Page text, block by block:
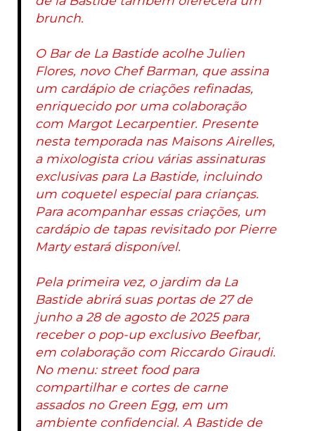
brunch.
O Bar de La Bastide acolhe Julien
Flores, novo Chef Barman, que assina
um cardápio de criações refinadas,
enriquecido por uma colaboração
com Margot Lecarpentier. Presente
nesta temporada nas Maisons Airelles,
a mixologista criou várias assinaturas
exclusivas para La Bastide, incluindo
um coquetel especial para crianças.
Para acompanhar essas criações, um
cardápio de tapas revisitado por Pierre
Marty estará disponível.
Pela primeira vez, o jardim da La
Bastide abrirá suas portas de 27 de
junho a 28 de agosto de 2025 para
receber o pop-up exclusivo Beefbar,
em colaboração com Riccardo Giraudi.
No menu: street food para
compartilhar e cortes de carne
assados no Green Egg, em um
ambiente confidencial. A Bastide de